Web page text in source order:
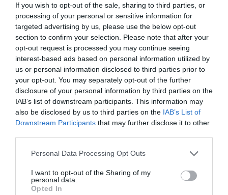
If you wish to opt-out of the sale, sharing to third parties, or
processing of your personal or sensitive information for
targeted advertising by us, please use the below opt-out
section to confirm your selection. Please note that after your
opt-out request is processed you may continue seeing
interest-based ads based on personal information utilized by
us or personal information disclosed to third parties prior to
your opt-out. You may separately opt-out of the further
disclosure of your personal information by third parties on the
IAB’s list of downstream participants. This information may
also be disclosed by us to third parties on the IAB’s List of
Downstream Participants that may further disclose it to other
Please note that this website/app uses one or more Google
not limited to your visit or usage behaviour. You may click to
grant or deny consent to Google and its third-party tags to
Personal Data Processing Opt Outs
I want to opt-out of the Sharing of my
personal data.
Opted In
hazájában halálbüntetés fenyegetiamiért a 2020-
as kormányellenes tüntetések idején a tüntetőkkel
szemben brutálisan fellépő belorusz rendőrség
túlkapásait leleplező NEXTA létrehozása miatt
terroristának nyilvánították.
A Ryaniar gép földre kényszerítése
komoly diplomáciai perpatvart
okozott
A NATO-főtitkár és az Európai Unió intézményeinek
vezetői elfogadhatatlannak nevezték a Ryanair ír
„kényszerű” minszki leszállását, az incidens
kivizsgálását követelték, és valamennyi utas